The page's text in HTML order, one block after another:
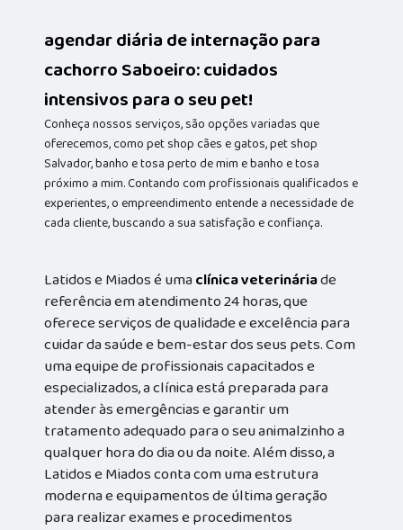
agendar diária de internação para
cachorro Saboeiro: cuidados
intensivos para o seu pet!
Conheça nossos serviços, são opções variadas que
oferecemos, como pet shop cães e gatos, pet shop
Salvador, banho e tosa perto de mim e banho e tosa
próximo a mim. Contando com profissionais qualificados e
experientes, o empreendimento entende a necessidade de
cada cliente, buscando a sua satisfação e confiança.
Latidos e Miados é umaclínica veterináriade
referência em atendimento 24 horas, que
oferece serviços de qualidade e excelência para
cuidar da saúde e bem-estar dos seus pets. Com
uma equipe de profissionais capacitados e
especializados, a clínica está preparada para
atender às emergências e garantir um
tratamento adequado para o seu animalzinho a
qualquer hora do dia ou da noite. Além disso, a
Latidos e Miados conta com uma estrutura
moderna e equipamentos de última geração
para realizar exames e procedimentos